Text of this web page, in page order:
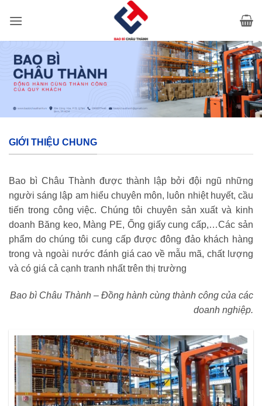
qua
GIỚI THIỆU CHUNG
Bao bì Châu Thành được thành lập bởi đội ngũ những
người sáng lập am hiểu chuyên môn, luôn nhiệt huyết, cầu
tiến trong công việc. Chúng tôi chuyên sản xuất và kinh
doanh Băng keo, Màng PE, Ống giấy cung cấp,…Các sản
phẩm do chúng tôi cung cấp được đông đảo khách hàng
trong và ngoài nước đánh giá cao về mẫu mã, chất lượng
và có giá cả cạnh tranh nhất trên thị trường
Bao bì Châu Thành – Đồng hành cùng thành công của các
doanh nghiệp.